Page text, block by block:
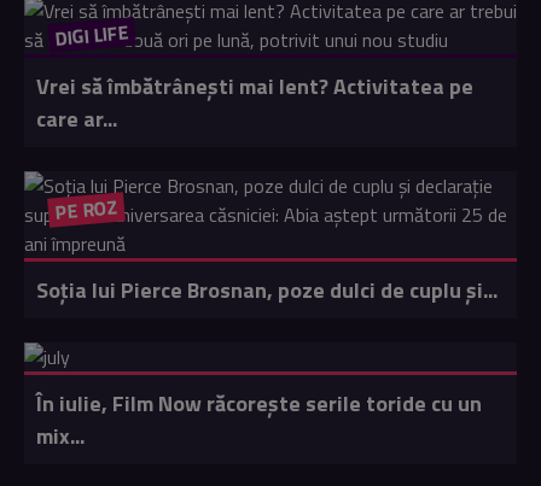
DIGI LIFE
Vrei să îmbătrânești mai lent? Activitatea pe
care ar...
PE ROZ
Soția lui Pierce Brosnan, poze dulci de cuplu și...
În iulie, Film Now răcorește serile toride cu un
mix...